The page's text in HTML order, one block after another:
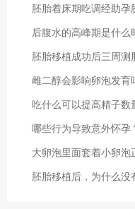
胚胎着床期吃调经助孕
后腹水的高峰期是什
胚胎移植成功后三周
雌二醇会影响卵泡发
吃什么可以提高精子数
哪些行为导致意外怀孕
大卵泡里面套着小卵泡
胚胎移植后，为什么没